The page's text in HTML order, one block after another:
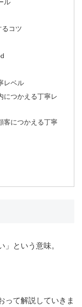
ル
るコツ
レベル
につかえる丁寧レ
客につかえる丁寧
」という意味。
って解説していきま